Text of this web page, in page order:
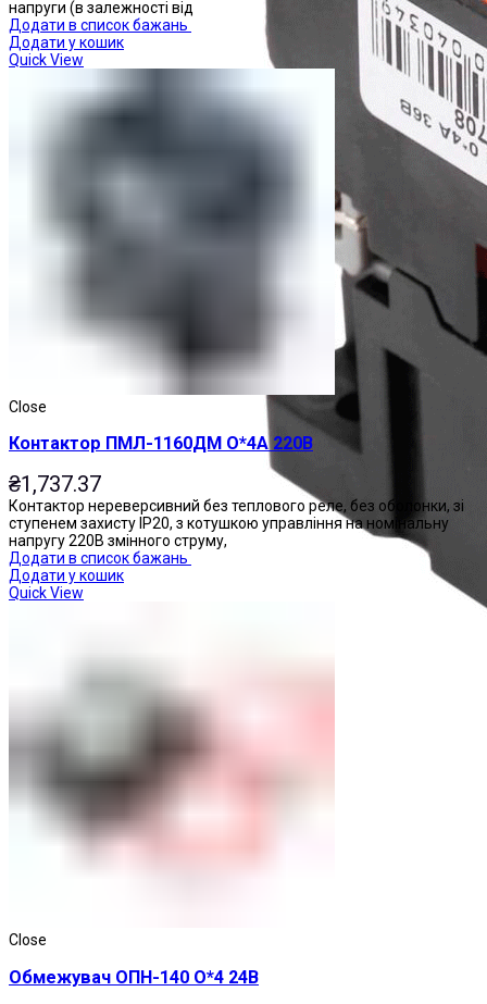
напруги (в залежності від
Додати в список бажань
Додати у кошик
Quick View
Close
Контактор ПМЛ-1160ДМ О*4А 220В
₴1,737.37
Контактор нереверсивний без теплового реле, без оболонки, зі
ступенем захисту IP20, з котушкою управління на номінальну
напругу 220В змінного струму,
Додати в список бажань
Додати у кошик
Quick View
Close
Обмежувач ОПН-140 О*4 24В